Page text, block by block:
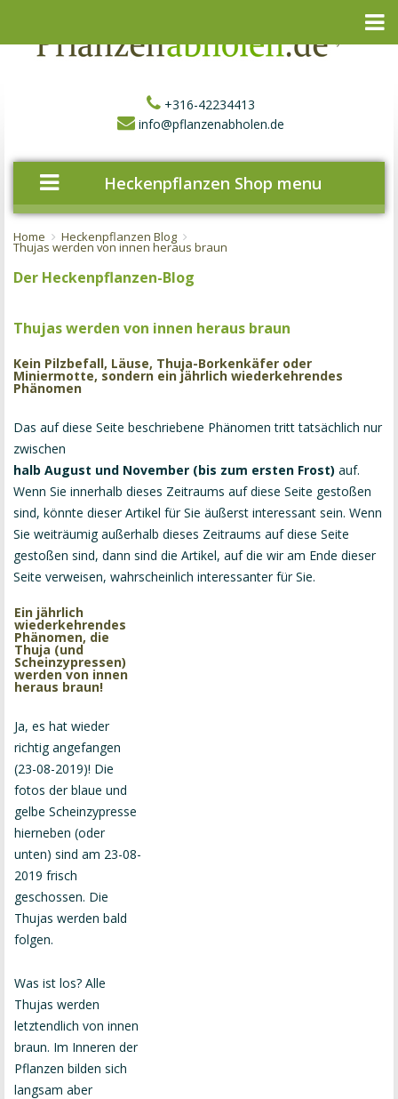
+316-42234413
info@pflanzenabholen.de
Heckenpflanzen Shop menu
Home Heckenpflanzen Blog
Thujas werden von innen heraus braun
Der Heckenpflanzen-Blog
Thujas werden von innen heraus braun
Kein Pilzbefall, Läuse, Thuja-Borkenkäfer oder
Miniermotte, sondern ein jährlich wiederkehrendes
Phänomen
Das auf diese Seite beschriebene Phänomen tritt tatsächlich nur
zwischen
halb August und November (bis zum ersten Frost) auf.
Wenn Sie innerhalb dieses Zeitraums auf diese Seite gestoßen
sind, könnte dieser Artikel für Sie äußerst interessant sein. Wenn
Sie weiträumig außerhalb dieses Zeitraums auf diese Seite
gestoßen sind, dann sind die Artikel, auf die wir am Ende dieser
Seite verweisen, wahrscheinlich interessanter für Sie.
Ein jährlich
wiederkehrendes
Phänomen, die
Thuja (und
Scheinzypressen)
werden von innen
heraus braun!
Ja, es hat wieder
richtig angefangen
(23-08-2019)! Die
fotos der blaue und
gelbe Scheinzypresse
hierneben (oder
unten) sind am 23-08-
2019 frisch
geschossen. Die
Thujas werden bald
folgen.
Was ist los? Alle
Thujas werden
letztendlich von innen
braun. Im Inneren der
Pflanzen bilden sich
langsam aber